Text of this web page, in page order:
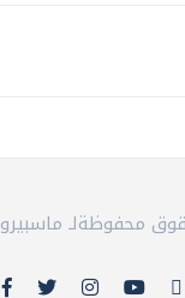
الحقوق محفوظةلـ ماسبيرو